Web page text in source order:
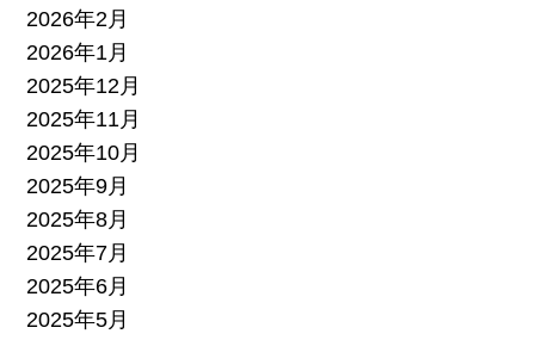
2026年2月
2026年1月
2025年12月
2025年11月
2025年10月
2025年9月
2025年8月
2025年7月
2025年6月
2025年5月